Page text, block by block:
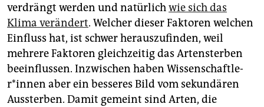
verdrängt werden und natürlichwie sich das
Klima verändert. Welcher dieser Faktoren welchen
Einfluss hat, ist schwer herauszufinden, weil
mehrere Faktoren gleichzeitig das Artensterben
beeinflussen. Inzwischen haben Wis­sen­schaft­le­
r*in­nen aber ein besseres Bild vom sekundären
Aussterben. Damit gemeint sind Arten, die